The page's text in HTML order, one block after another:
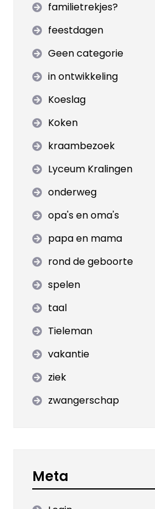
familietrekjes?
feestdagen
Geen categorie
in ontwikkeling
Koeslag
Koken
kraambezoek
Lyceum Kralingen
onderweg
opa's en oma's
papa en mama
rond de geboorte
spelen
taal
Tieleman
vakantie
ziek
zwangerschap
Meta